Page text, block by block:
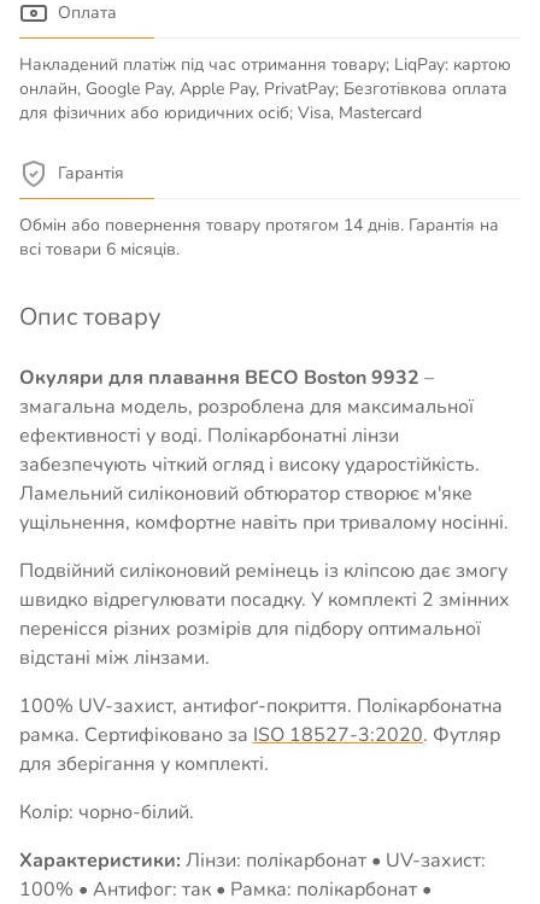
Оплата
Накладений платіж під час отримання товару; LiqPay: картою
онлайн, Google Pay, Apple Pay, PrivatPay; Безготівкова оплата
для фізичних або юридичних осіб; Visa, Mastercard
Гарантія
Обмін або повернення товару протягом 14 днів. Гарантія на
всі товари 6 місяців.
Опис товару
Окуляри для плавання BECO Boston 9932 –
змагальна модель, розроблена для максимальної
ефективності у воді. Полікарбонатні лінзи
забезпечують чіткий огляд і високу ударостійкість.
Ламельний силіконовий обтюратор створює м'яке
ущільнення, комфортне навіть при тривалому носінні.
Подвійний силіконовий ремінець із кліпсою дає змогу
швидко відрегулювати посадку. У комплекті 2 змінних
перенісся різних розмірів для підбору оптимальної
відстані між лінзами.
100% UV-захист, антифоґ-покриття. Полікарбонатна
рамка. Сертифіковано за ISO 18527-3:2020. Футляр
для зберігання у комплекті.
Колір: чорно-білий.
Характеристики: Лінзи: полікарбонат • UV-захист:
100% • Антифог: так • Рамка: полікарбонат •